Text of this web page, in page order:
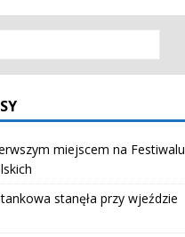
miejscem na Festiwalu
stanęła przy wjeździe